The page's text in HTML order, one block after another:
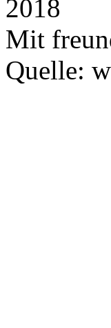
2018
Mit
Quelle: